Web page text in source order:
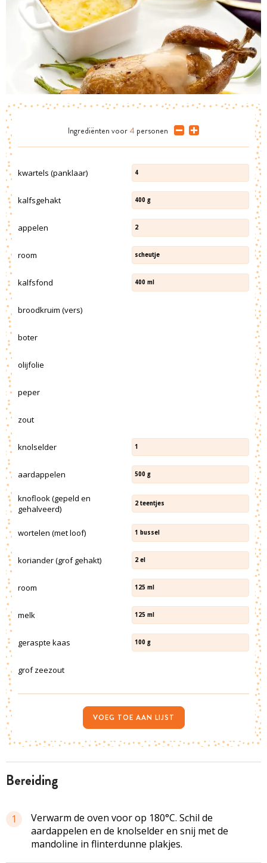
bereiding
1
Verwarm de oven voor op 180°C. Schil de
aardappelen en de knolselderen snij met de
mandoline in flinterdunne plakjes.
Ingrediënten voor 4 personen
kwartels (panklaar) 4
kalfsgehakt 400 g
appelen 2
room scheutje
kalfsfond 400 ml
broodkruim (vers)
boter
olijfolie
peper
zout
knolselder 1
aardappelen 500 g
knoflook (gepeld en
gehalveerd)
2 teentjes
wortelen (met loof) 1 bussel
koriander (grof gehakt) 2 el
room 125 ml
melk 125 ml
geraspte kaas 100 g
grof zeezout
VOEG TOE AAN LIJST